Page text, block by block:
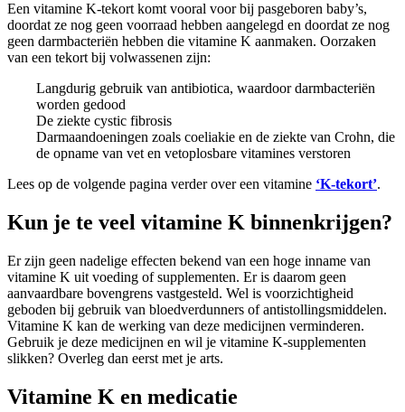
Een vitamine K-tekort komt vooral voor bij pasgeboren baby’s,
doordat ze nog geen voorraad hebben aangelegd en doordat ze nog
geen darmbacteriën hebben die vitamine K aanmaken. Oorzaken
van een tekort bij volwassenen zijn:
Langdurig gebruik van antibiotica, waardoor darmbacteriën
worden gedood
De ziekte cystic fibrosis
Darmaandoeningen zoals coeliakie en de ziekte van Crohn, die
de opname van vet en vetoplosbare vitamines verstoren
Lees op de volgende pagina verder over een vitamine ‘K-tekort’.
Kun je te veel vitamine K binnenkrijgen?
Er zijn geen nadelige effecten bekend van een hoge inname van
vitamine K uit voeding of supplementen. Er is daarom geen
aanvaardbare bovengrens vastgesteld. Wel is voorzichtigheid
geboden bij gebruik van bloedverdunners of antistollingsmiddelen.
Vitamine K kan de werking van deze medicijnen verminderen.
Gebruik je deze medicijnen en wil je vitamine K-supplementen
slikken? Overleg dan eerst met je arts.
Vitamine K en medicatie